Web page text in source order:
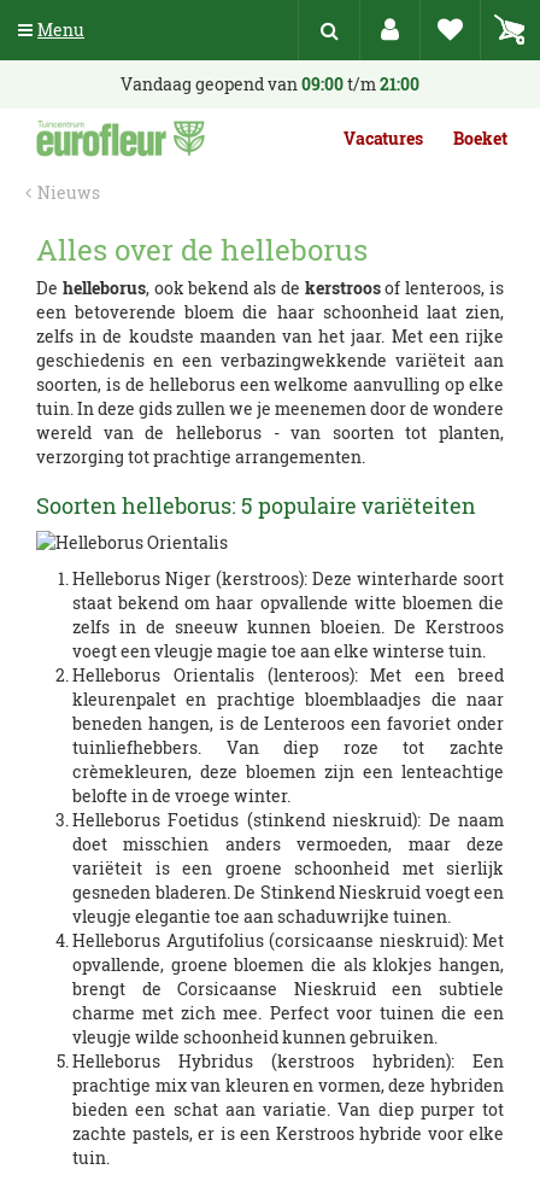
n
Nieuws
Vandaag geopend van09:00t/m21:00
Vacatures Boeket
Alles over de helleborus
De helleborus, ook bekend als de kerstroosof lenteroos, is
een betoverende bloem die haar schoonheid laat zien,
zelfs in de koudste maanden van het jaar. Met een rijke
geschiedenis en een verbazingwekkende variëteit aan
soorten, is de helleborus een welkome aanvulling op elke
tuin. In deze gids zullen we je meenemen door de wondere
wereld van de helleborus - van soorten tot planten,
verzorging tot prachtige arrangementen.
Soorten helleborus: 5 populaire variëteiten
Helleborus Niger (kerstroos): Deze winterharde soort
staat bekend om haar opvallende witte bloemen die
zelfs in de sneeuw kunnen bloeien. De Kerstroos
voegt een vleugje magie toe aan elke winterse tuin.
Helleborus Orientalis (lenteroos): Met een breed
kleurenpalet en prachtige bloemblaadjes die naar
beneden hangen, is de Lenteroos een favoriet onder
tuinliefhebbers. Van diep roze tot zachte
crèmekleuren, deze bloemen zijn een lenteachtige
belofte in de vroege winter.
Helleborus Foetidus (stinkend nieskruid): De naam
doet misschien anders vermoeden, maar deze
variëteit is een groene schoonheid met sierlijk
gesneden bladeren. De Stinkend Nieskruid voegt een
vleugje elegantie toe aan schaduwrijke tuinen.
Helleborus Argutifolius (corsicaanse nieskruid): Met
opvallende, groene bloemen die als klokjes hangen,
brengt de Corsicaanse Nieskruid een subtiele
charme met zich mee. Perfect voor tuinen die een
vleugje wilde schoonheid kunnen gebruiken.
Helleborus Hybridus (kerstroos hybriden): Een
prachtige mix van kleuren en vormen, deze hybriden
bieden een schat aan variatie. Van diep purper tot
zachte pastels, er is een Kerstroos hybride voor elke
tuin.
Menu